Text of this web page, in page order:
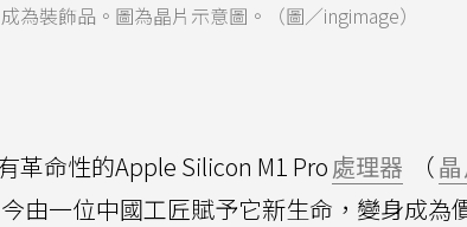
裝飾品。圖為晶片示意圖。（圖／ingimage）
革命性的Apple Silicon M1 Pro處理器 （晶
由一位中國工匠賦予它新生命，變身成為